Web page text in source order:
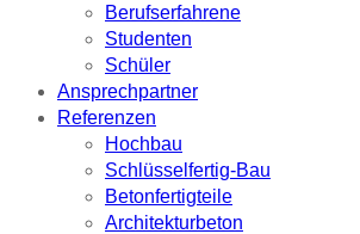
Berufserfahrene
Studenten
Schüler
Ansprechpartner
Referenzen
Hochbau
Schlüsselfertig-Bau
Betonfertigteile
Architekturbeton